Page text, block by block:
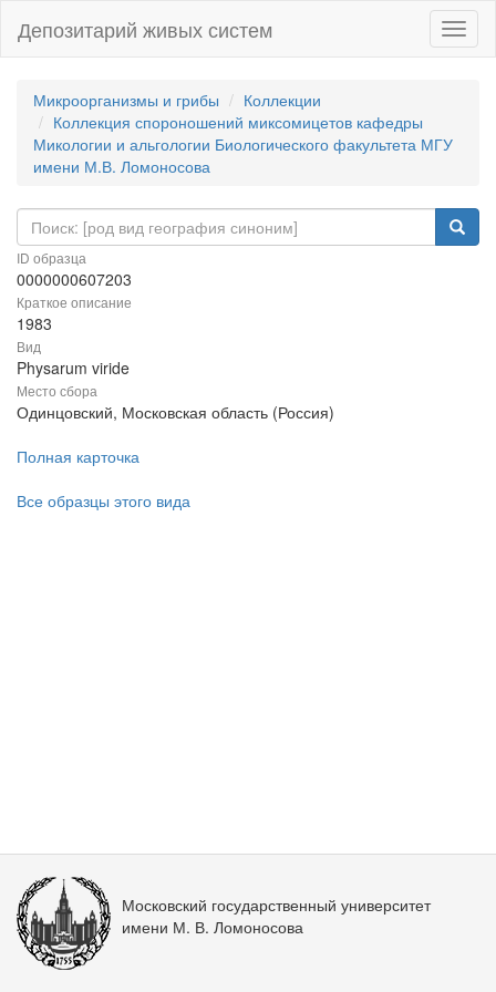
Депозитарий живых систем
Микроорганизмы и грибы
Коллекции
Коллекция спороношений миксомицетов кафедры
Микологии и альгологии Биологического факультета МГУ
имени М.В. Ломоносова
ID образца
0000000607203
Краткое описание
1983
Вид
Physarum viride
Место сбора
Одинцовский, Московская область (Россия)
Полная карточка
Все образцы этого вида
Московский государственный университет
имени М. В. Ломоносова